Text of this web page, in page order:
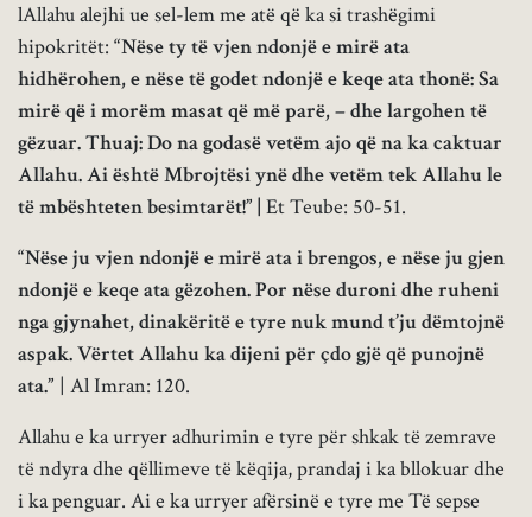
lAllahu alejhi ue sel-lem me atë që ka si trashëgimi
hipokritët: “Nëse ty të vjen ndonjë e mirë ata
hidhërohen, e nëse të godet ndonjë e keqe ata thonë: Sa
mirë që i morëm masat që më parë, – dhe largohen të
gëzuar. Thuaj: Do na godasë vetëm ajo që na ka caktuar
Allahu. Ai është Mbrojtësi ynë dhe vetëm tek Allahu le
të mbështeten besimtarët!” | Et Teube: 50-51.
“Nëse ju vjen ndonjë e mirë ata i brengos, e nëse ju gjen
ndonjë e keqe ata gëzohen. Por nëse duroni dhe ruheni
nga gjynahet, dinakëritë e tyre nuk mund t’ju dëmtojnë
aspak. Vërtet Allahu ka dijeni për çdo gjë që punojnë
ata.” | Al Imran: 120.
Allahu e ka urryer adhurimin e tyre për shkak të zemrave
të ndyra dhe qëllimeve të këqija, prandaj i ka bllokuar dhe
i ka penguar. Ai e ka urryer afërsinë e tyre me Të sepse